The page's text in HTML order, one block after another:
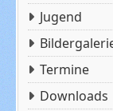
Jugend
Termine
Downloads